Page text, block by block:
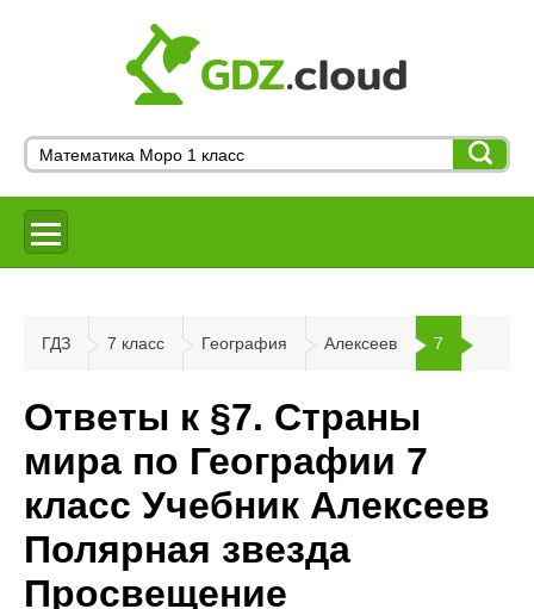
ГДЗ 7 класс География Алексеев 7
Ответы к §7. Страны
мира по Географии 7
класс Учебник Алексеев
Полярная звезда
Просвещение